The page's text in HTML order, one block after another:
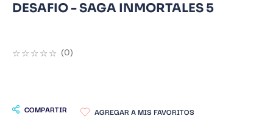
DESAFIO - SAGA INMORTALES 5
☆☆☆☆☆ (0)
COMPARTIR
8. Noches Blancas
10. Infantil